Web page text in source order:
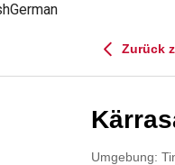
German
Zurück
Umgebung: